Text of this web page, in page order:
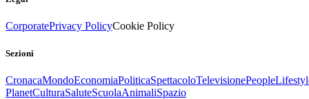
CorporatePrivacy PolicyCookie Policy
Sezioni
CronacaMondoEconomiaPoliticaSpettacoloTelevisionePeople
PlanetCulturaSaluteScuolaAnimaliSpazio